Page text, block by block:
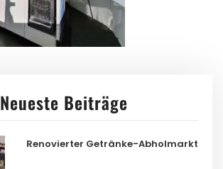
Neueste Beiträge
Renovierter Getränke-Abholmarkt